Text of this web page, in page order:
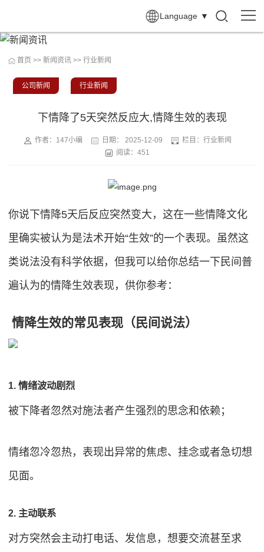
Language ▼
首页 >> 新闻资讯 >> 行业新闻
公司新闻 行业新闻
下情降了5天突然反应大,情降生效的表现
作者：147小编 日期： 2025-12-09 栏目： 行业新闻
阅读：451
你说下情降5天后反应突然变大，这在一些情降文化
里确实被认为是法术开始“生效”的一个表现。虽然这
类说法没有科学依据，但我可以给你总结一下民间普
遍认为的情降生效表现，供你参考：
情降生效的常见表现（民间说法）
1. 情绪波动剧烈
被下降者忽然对施法者产生强烈的思念和依赖；
情绪忽冷忽热，表现出异常的焦虑、挂念或者急切想
见面。
2. 主动联系
对方突然会主动打电话、发信息，想要交流甚至求